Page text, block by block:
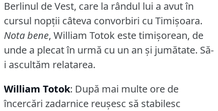
Berlinul de Vest, care la rândul lui a avut în
cursul nopţii câteva convorbiri cu Timişoara.
Nota bene, William Totok este timişorean, de
unde a plecat în urmă cu un an şi jumătate. Să-
i ascultăm relatarea.
William Totok: După mai multe ore de
încercări zadarnice reuşesc să stabilesc